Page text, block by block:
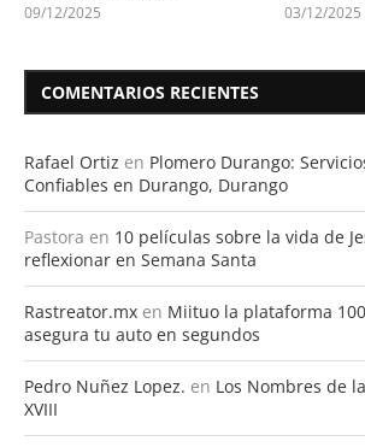
09/12/2025 03/12/2025
COMENTARIOS RECIENTES
Rafael Ortiz en Plomero Durango:
Confiables en Durango, Durango
Pastora en 10 películas sobre la vida de
reflexionar en Semana Santa
Rastreator.mx en Miituo la plataforma
asegura tu auto en segundos
Pedro Nuñez Lopez. en Los Nombres de
XVIII